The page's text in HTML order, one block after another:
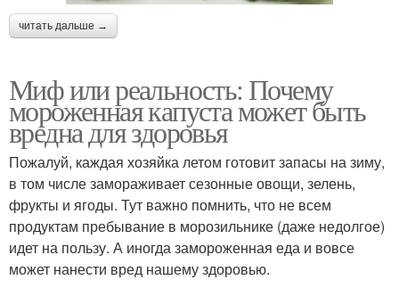
читать дальше →
Миф или реальность: Почему
мороженная капуста может быть
вредна для здоровья
Пожалуй, каждая хозяйка летом готовит запасы на зиму,
в том числе замораживает сезонные овощи, зелень,
фрукты и ягоды. Тут важно помнить, что не всем
продуктам пребывание в морозильнике (даже недолгое)
идет на пользу. А иногда замороженная еда и вовсе
может нанести вред нашему здоровью.